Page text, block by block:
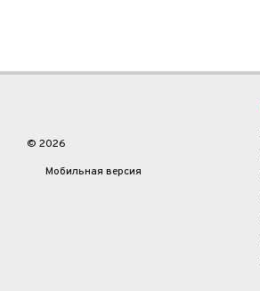
© 2026
Мобильная версия